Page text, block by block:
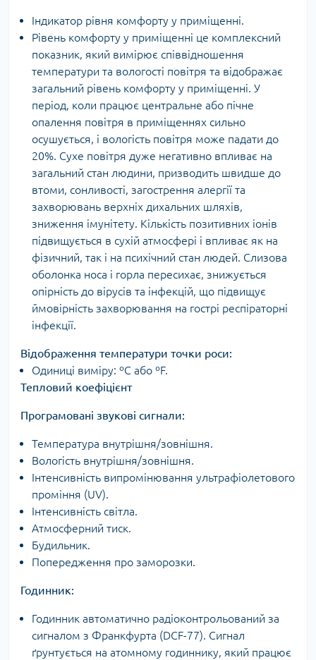
Індикатор рівня комфорту у приміщенні.
Рівень комфорту у приміщенні це комплексний
показник, який вимірює співвідношення
температури та вологості повітря та відображає
загальний рівень комфорту у приміщенні. У
період, коли працює центральне або пічне
опалення повітря в приміщеннях сильно
осушується, і вологість повітря може падати до
20%. Сухе повітря дуже негативно впливає на
загальний стан людини, призводить швидше до
втоми, сонливості, загострення алергії та
захворювань верхніх дихальних шляхів,
зниження імунітету. Кількість позитивних іонів
підвищується в сухій атмосфері і впливає як на
фізичний, так і на психічний стан людей. Слизова
оболонка носа і горла пересихає, знижується
опірність до вірусів та інфекцій, що підвищує
ймовірність захворювання на гострі респіраторні
інфекції.
Відображення температури точки роси:
Одиниці виміру: ºС або ºF.
Тепловий коефіцієнт
Програмовані звукові сигнали:
Температура внутрішня/зовнішня.
Вологість внутрішня/зовнішня.
Інтенсивність випромінювання ультрафіолетового
проміння (UV).
Інтенсивність світла.
Атмосферний тиск.
Будильник.
Попередження про заморозки.
Годинник:
Годинник автоматично радіоконтрольований за
сигналом з Франкфурта (DCF-77). Сигнал
ґрунтується на атомному годиннику, який працює